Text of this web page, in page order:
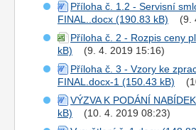
Příloha č. 1.2 - Servisní
FINAL..docx
(9.
Příloha č. 2 - Rozpis ceny
(9. 4. 2019 15:16)
Příloha č. 3 - Vzory ke
FINAL.docx-1
VÝZVA K PODÁNÍ
(10. 4. 2019 08:23)